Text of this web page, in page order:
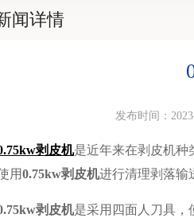
闻详情
发布时间：
剥皮机是近年来在剥皮机种
用0.75kw剥皮机进行清理剥落输
剥皮机是采用四面人刀具，